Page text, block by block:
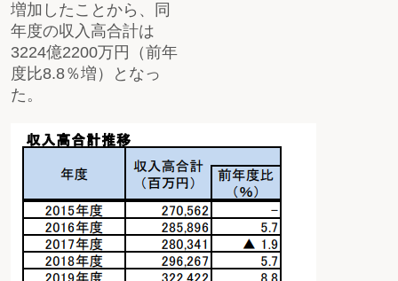
増加したことから、同
年度の収入高合計は
3224億2200万円（前年
度比8.8％増）となっ
た。